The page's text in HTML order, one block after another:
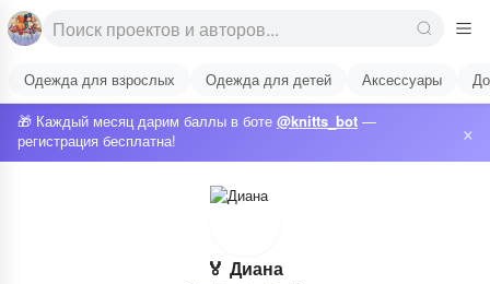
Одежда для взрослых Одежда для детей Аксессуары
🎁 Каждый месяц дарим баллы в боте @knitts_bot —
регистрация бесплатна!
×
🏅 Диана